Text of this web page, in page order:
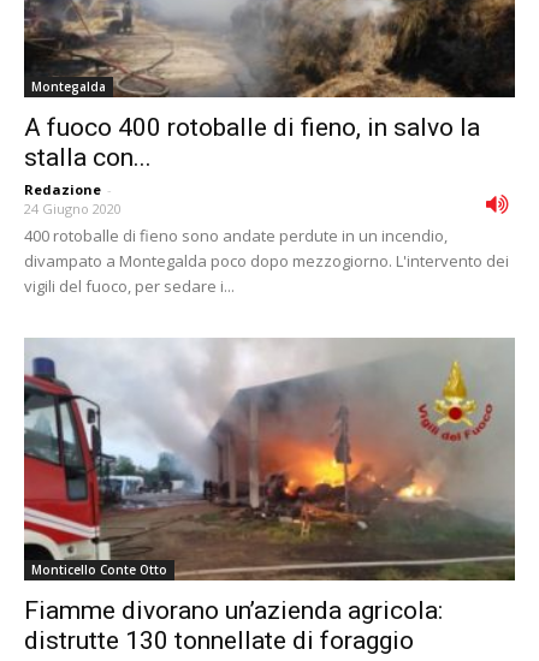
Montegalda
A fuoco 400 rotoballe di fieno, in salvo la
stalla con...
Redazione -
24 Giugno 2020
400 rotoballe di fieno sono andate perdute in un incendio,
divampato a Montegalda poco dopo mezzogiorno. L'intervento dei
vigili del fuoco, per sedare i...
Monticello Conte Otto
Fiamme divorano un’azienda agricola:
distrutte 130 tonnellate di foraggio